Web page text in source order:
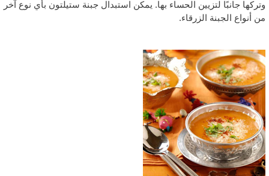
جانبًا لتزيين الحساء بها. يمكن استبدال جبنة ستيلتون بأي نوع آخر
أنواع الجبنة الزرقاء.